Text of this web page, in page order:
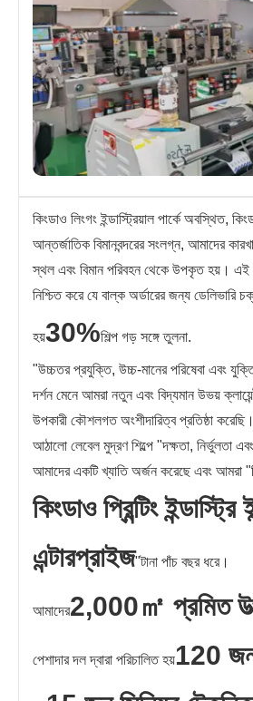
কিংডাও লিংগং ইন্ডাস্ট্রিয়াল পার্কে অবস্থিত,
আন্তর্জাতিক বিমানবন্দরের সংলগ্ন, আমাদের
স্থল এবং বিমান পরিবহন থেকে উপকৃত হয়।
নিশ্চিত করে যে বাল্ক অর্ডারের জন্য ডেলিভারি
হয়30%শিল্প গড় সঙ্গে তুলনা.
"উচ্চতর প্রযুক্তি, উচ্চ-মানের পরিষেবা এবং
দর্শন মেনে আমরা নতুন এবং বিদ্যমান উভয়
উপকারী কৌশলগত অংশীদারিত্ব প্রতিষ্ঠা
আঠালো লেবেল মুদ্রণ শিল্পে "দক্ষতা, নির্ভুলতা
আমাদের একটি খ্যাতি অর্জন করেছে এবং আমরা
কিংডাও প্রিন্টিং ইন্ডাস্ট্রি
এন্টারপ্রাইজ"টানা পাঁচ বছর ধরে।
আমাদের2,000㎡ প্রমিত
পেশাদার দল দ্বারা পরিচালিত হয়120 জন